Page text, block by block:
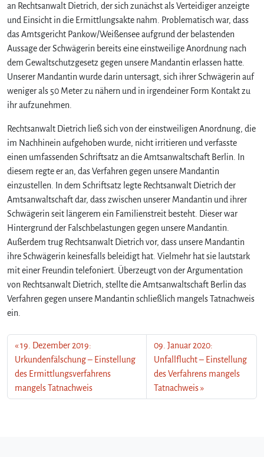
an Rechtsanwalt Dietrich, der sich zunächst als Verteidiger anzeigte
und Einsicht in die Ermittlungsakte nahm. Problematisch war, dass
das Amtsgericht Pankow/Weißensee aufgrund der belastenden
Aussage der Schwägerin bereits eine einstweilige Anordnung nach
dem Gewaltschutzgesetz gegen unsere Mandantin erlassen hatte.
Unserer Mandantin wurde darin untersagt, sich ihrer Schwägerin auf
weniger als 50 Meter zu nähern und in irgendeiner Form Kontakt zu
ihr aufzunehmen.
Rechtsanwalt Dietrich ließ sich von der einstweiligen Anordnung, die
im Nachhinein aufgehoben wurde, nicht irritieren und verfasste
einen umfassenden Schriftsatz an die Amtsanwaltschaft Berlin. In
diesem regte er an, das Verfahren gegen unsere Mandantin
einzustellen. In dem Schriftsatz legte Rechtsanwalt Dietrich der
Amtsanwaltschaft dar, dass zwischen unserer Mandantin und ihrer
Schwägerin seit längerem ein Familienstreit besteht. Dieser war
Hintergrund der Falschbelastungen gegen unsere Mandantin.
Außerdem trug Rechtsanwalt Dietrich vor, dass unsere Mandantin
ihre Schwägerin keinesfalls beleidigt hat. Vielmehr hat sie lautstark
mit einer Freundin telefoniert. Überzeugt von der Argumentation
von Rechtsanwalt Dietrich, stellte die Amtsanwaltschaft Berlin das
Verfahren gegen unsere Mandantin schließlich mangels Tatnachweis
ein.
19. Dezember 2019:
Urkundenfälschung – Einstellung
des Ermittlungsverfahrens
mangels Tatnachweis
09. Januar 2020:
Unfallflucht – Einstellung
des Verfahrens mangels
Tatnachweis